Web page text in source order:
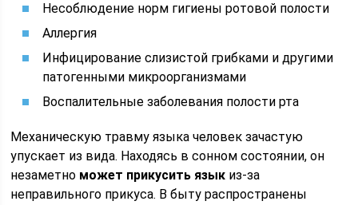
Несоблюдение норм гигиены ротовой полости
Аллергия
Инфицирование слизистой грибками и другими
патогенными микроорганизмами
Воспалительные заболевания полости рта
Механическую травму языка человек зачастую
упускает из вида. Находясь в сонном состоянии, он
незаметно может прикусить язык из-за
неправильного прикуса. В быту распространены